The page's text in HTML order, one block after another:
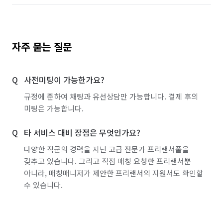
자주 묻는 질문
사전미팅이 가능한가요?
규정에 준하여 채팅과 유선상담만 가능합니다. 결제 후의
미팅은 가능합니다.
타 서비스 대비 장점은 무엇인가요?
다양한 직군의 경력을 지닌 고급 전문가 프리랜서풀을
갖추고 있습니다. 그리고 직접 매칭 요청한 프리랜서뿐
아니라, 매칭매니저가 제안한 프리랜서의 지원서도 확인할
수 있습니다.